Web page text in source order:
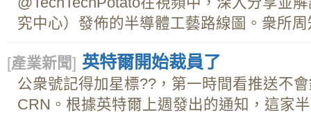
究中心）發佈的半導體工藝路線圖。衆所
[產業新聞] 英特爾開始裁員了
公衆號記得加星標??，第一時間看推送不
CRN。根據英特爾上週發出的通知，這家